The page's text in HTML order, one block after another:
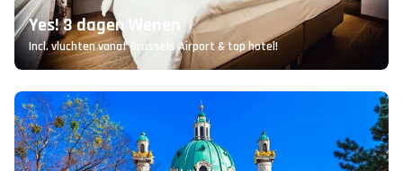
Yes! 3 dagen Wenen
Incl. vluchten vanaf Brussels Airport & top hotel!